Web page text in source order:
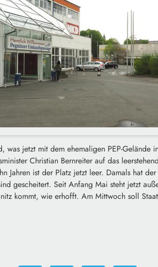
was jetzt mit dem ehemaligen PEP-Gelände
Christian Bernreiter auf das
Jahren ist der Platz jetzt leer. Damals hat
gescheitert. Seit Anfang Mai steht jetzt
kommt, wie erhofft. Am Mittwoch soll